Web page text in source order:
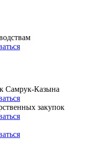
Самрук-Казына
закупок